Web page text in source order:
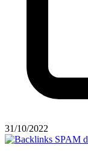
31/10/2022